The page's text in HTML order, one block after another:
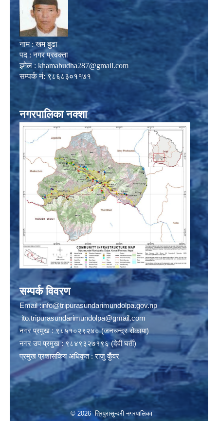
नाम : खम बुढा
पद : नगर प्रवक्ता
इमेल : khamabudha287@gmail.com
सम्पर्क नं: ९८६८३०११७१
नगरपालिका नक्शा
सम्पर्क विवरण
Email :info@tripurasundarimundolpa.gov.np
ito.tripurasundarimundolpa@gmail.com
नगर प्रमुख : ९८५१०२९२४० (जनचन्द्र रोकाया)
नगर उप प्रमुख : ९८४९३२७१९६ (देवी घर्ती)
प्रमुख प्रशासकिय अधिकृत : राजु कुँवर
© 2026 त्रिपुरासुन्दरी नगरपालिका